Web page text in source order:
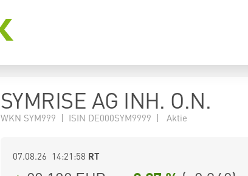
SYMRISE AG INH. O.N.
WKN SYM999 | ISIN DE000SYM9999 | Aktie
07.08.26 14:21:58 RT